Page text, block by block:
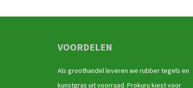
VOORDELEN
Als groothandel leveren we rubber tegels en
kunstgras uit voorraad. Prokuru kiest voor